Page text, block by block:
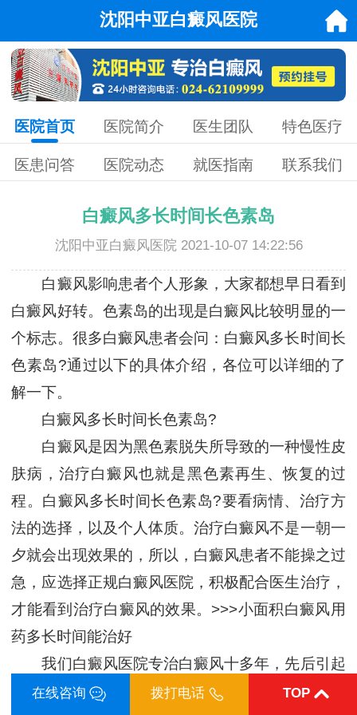
沈阳中亚白癜风医院
医院首页 医院简介 医生团队 特色医疗
医患问答 医院动态 就医指南 联系我们
白癜风多长时间长色素岛
沈阳中亚白癜风医院 2021-10-07 14:22:56
白癜风影响患者个人形象，大家都想早日看到
白癜风好转。色素岛的出现是白癜风比较明显的一
个标志。很多白癜风患者会问：白癜风多长时间长
色素岛?通过以下的具体介绍，各位可以详细的了
解一下。
白癜风多长时间长色素岛?
白癜风是因为黑色素脱失所导致的一种慢性皮
肤病，治疗白癜风也就是黑色素再生、恢复的过
程。白癜风多长时间长色素岛?要看病情、治疗方
法的选择，以及个人体质。治疗白癜风不是一朝一
夕就会出现效果的，所以，白癜风患者不能操之过
急，应选择正规白癜风医院，积极配合医生治疗，
才能看到治疗白癜风的效果。>>>小面积白癜风用
药多长时间能治好
我们白癜风医院专治白癜风十多年，先后引起
大批的白癜风检测和治疗设备，治疗白癜风的效果
在线咨询 拨打电话 TOP